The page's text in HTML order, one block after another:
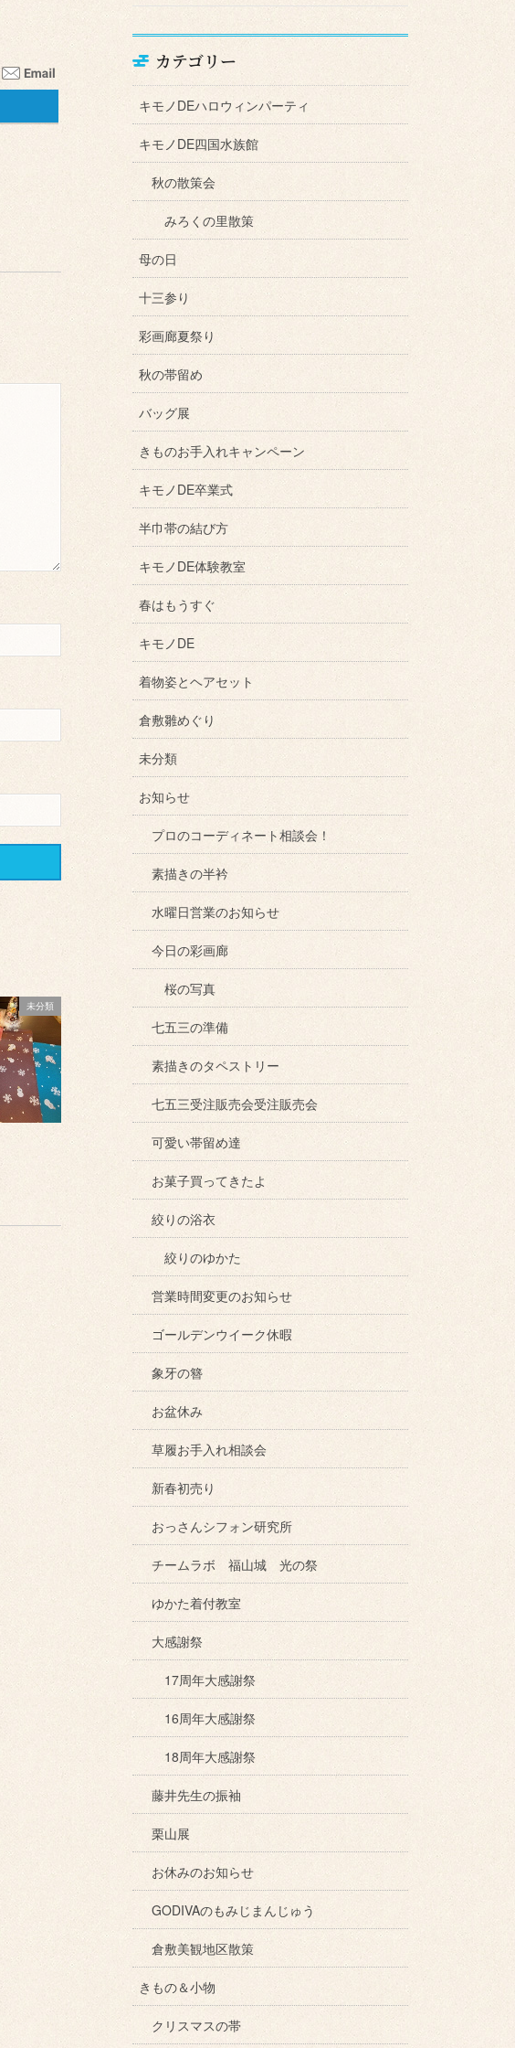
未分類
カテゴリー
キモノDEハロウィンパーティ
キモノDE四国水族館
秋の散策会
みろくの里散策
母の日
十三参り
彩画廊夏祭り
秋の帯留め
バッグ展
きものお手入れキャンペーン
キモノDE卒業式
半巾帯の結び方
キモノDE体験教室
春はもうすぐ
キモノDE
着物姿とヘアセット
倉敷雛めぐり
未分類
お知らせ
プロのコーディネート相談会！
素描きの半衿
水曜日営業のお知らせ
今日の彩画廊
桜の写真
七五三の準備
素描きのタペストリー
七五三受注販売会受注販売会
可愛い帯留め達
お菓子買ってきたよ
絞りの浴衣
絞りのゆかた
営業時間変更のお知らせ
ゴールデンウイーク休暇
象牙の簪
お盆休み
草履お手入れ相談会
新春初売り
おっさんシフォン研究所
チームラボ 福山城 光の祭
ゆかた着付教室
大感謝祭
17周年大感謝祭
16周年大感謝祭
18周年大感謝祭
藤井先生の振袖
栗山展
お休みのお知らせ
GODIVAのもみじまんじゅう
倉敷美観地区散策
きもの＆小物
クリスマスの帯